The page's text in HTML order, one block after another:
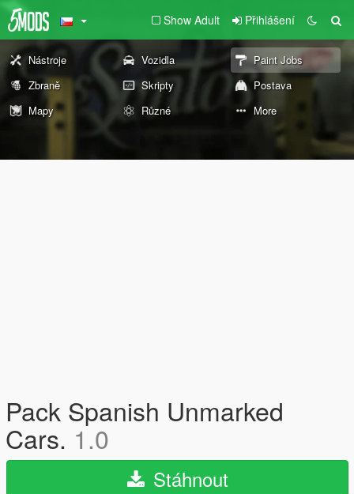
Show Adult Přihlášení
Nástroje Vozidla
Paint Jobs
Zbraně
Skripty
Postava
Mapy
Různé More
Pack Spanish Unmarked
Cars. 1.0
Stáhnout